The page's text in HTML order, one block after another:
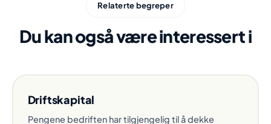
Relaterte begreper
Du kan også være interessert i
Driftskapital
Pengene bedriften har tilgjengelig til å dekke